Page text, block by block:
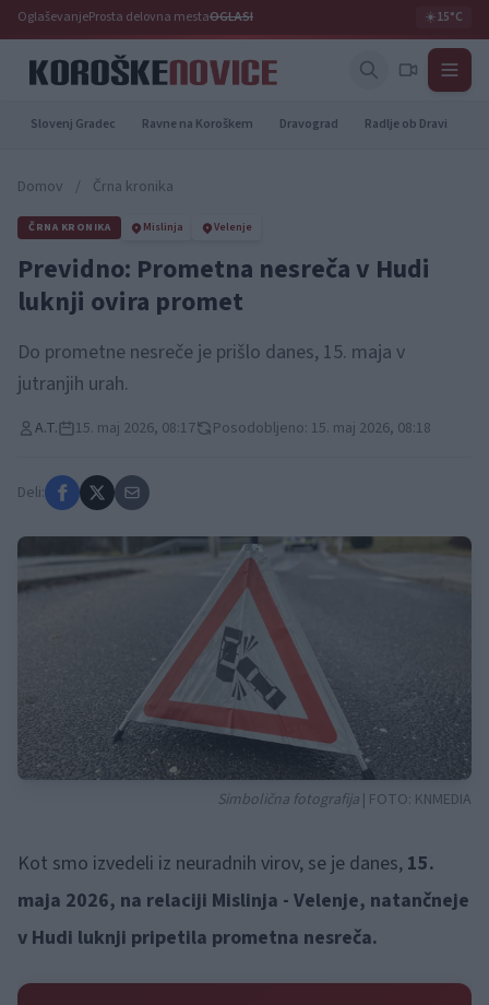
OglaševanjeProsta delovna mestaOGLASI ☀️15°C
Slovenj Gradec Ravne na Koroškem Dravograd Radlje ob Dravi
Domov / Črna kronika
ČRNA KRONIKA Mislinja Velenje
Previdno: Prometna nesreča v Hudi
luknji ovira promet
Do prometne nesreče je prišlo danes, 15. maja v
jutranjih urah.
A.T. 15. maj 2026, 08:17 Posodobljeno: 15. maj 2026, 08:18
Deli:
Simbolična fotografija | FOTO: KNMEDIA
Kot smo izvedeli iz neuradnih virov, se je danes, 15.
maja 2026, na relaciji Mislinja - Velenje, natančneje
v Hudi luknji pripetila prometna nesreča.